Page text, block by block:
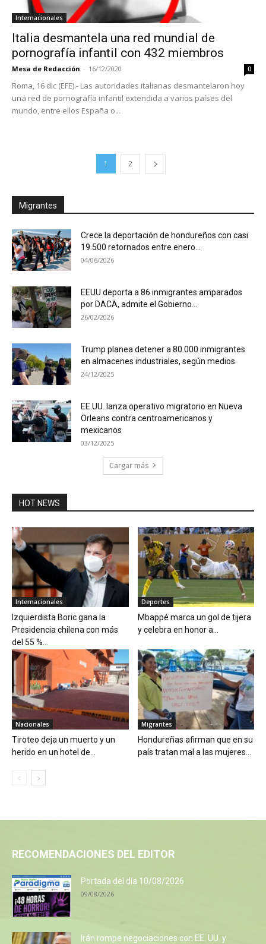
Internacionales
Italia desmantela una red mundial de
pornografía infantil con 432 miembros
Mesa de Redacción - 16/12/2020 0
Roma, 16 dic (EFE).- Las autoridades italianas desmantelaron hoy
una red de pornografía infantil extendida a varios países del
mundo, entre ellos España o...
1 2
Migrantes
Crece la deportación de hondureños con casi
19.500 retornados entre enero...
04/06/2026
EEUU deporta a 86 inmigrantes amparados
por DACA, admite el Gobierno...
26/02/2026
Trump planea detener a 80.000 inmigrantes
en almacenes industriales, según medios
24/12/2025
EE.UU. lanza operativo migratorio en Nueva
Orleans contra centroamericanos y
mexicanos
03/12/2025
Cargar más
HOT NEWS
Internacionales
Izquierdista Boric gana la
Presidencia chilena con más
del 55 %...
Deportes
Mbappé marca un gol de tijera
y celebra en honor a...
Nacionales
Tiroteo deja un muerto y un
herido en un hotel de...
Migrantes
Hondureñas afirman que en su
país tratan mal a las mujeres...
RECOMENDACIONES DEL EDITOR
Portada del día 10/08/2026
09/08/2026
Irán rompe negociaciones con EE. UU. y